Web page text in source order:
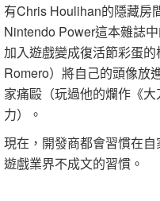
有Chris Houlihan的隱藏房
Nintendo Power這本雜誌
加入遊戲變成復活節彩蛋
Romero）將自己的頭像放
家痛毆（玩過他的爛作《
力）。
現在，開發商都會習慣在
遊戲業界不成文的習慣。